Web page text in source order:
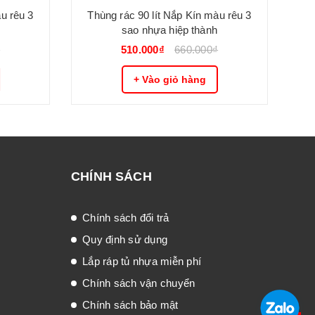
rêu 3
Thùng rác 90 lít Nắp Kín màu rêu 3
sao nhựa hiệp thành
510.000₫
660.000₫
+ Vào giỏ hàng
CHÍNH SÁCH
Chính sách đổi trả
Quy định sử dụng
Lắp ráp tủ nhựa miễn phí
Chính sách vận chuyển
Chính sách bảo mật